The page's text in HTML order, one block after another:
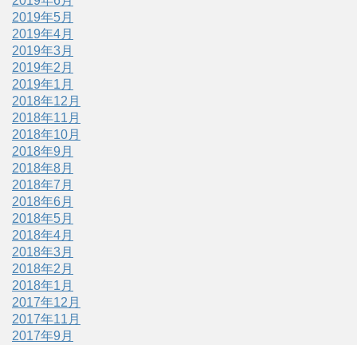
2019年5月
2019年4月
2019年3月
2019年2月
2019年1月
2018年12月
2018年11月
2018年10月
2018年9月
2018年8月
2018年7月
2018年6月
2018年5月
2018年4月
2018年3月
2018年2月
2018年1月
2017年12月
2017年11月
2017年9月